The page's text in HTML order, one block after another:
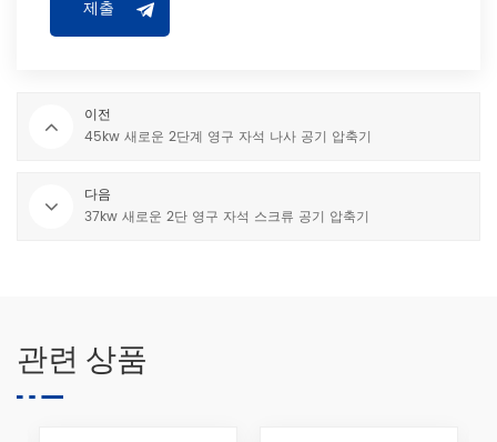
이전
45kw 새로운 2단계 영구 자석 나사 공기 압축기
다음
37kw 새로운 2단 영구 자석 스크류 공기 압축기
관련 상품